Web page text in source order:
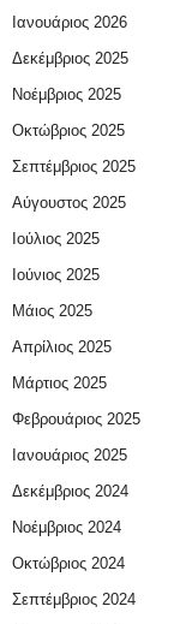
Ιανουάριος 2026
Δεκέμβριος 2025
Νοέμβριος 2025
Οκτώβριος 2025
Σεπτέμβριος 2025
Αύγουστος 2025
Ιούλιος 2025
Ιούνιος 2025
Μάιος 2025
Απρίλιος 2025
Μάρτιος 2025
Φεβρουάριος 2025
Ιανουάριος 2025
Δεκέμβριος 2024
Νοέμβριος 2024
Οκτώβριος 2024
Σεπτέμβριος 2024